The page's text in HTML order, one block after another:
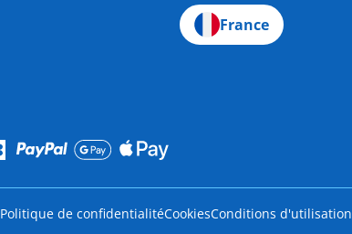
France
Politique de confidentialitéCookiesConditions d'utilisation